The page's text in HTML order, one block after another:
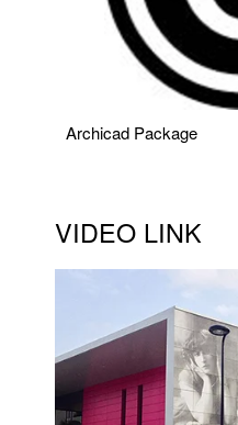
Archicad Package
VIDEO LINK